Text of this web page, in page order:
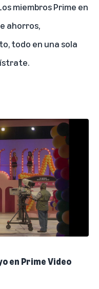
miembros Prime en
ahorros,
todo en una sola
.
en Prime Video